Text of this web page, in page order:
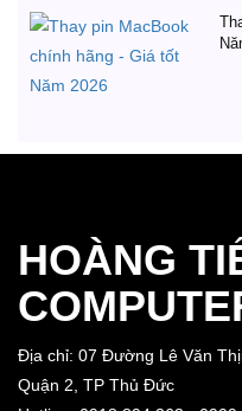
HOÀNG
Địa chỉ: 07 Đường Lê Văn
Quận 2, TP Thủ Đức